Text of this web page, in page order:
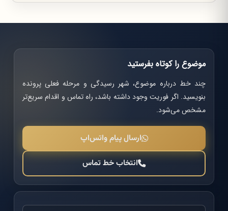
موضوع را کوتاه بفرستید
چند خط درباره موضوع، شهر رسیدگی و مرحله فعلی پرونده
بنویسید. اگر فوریت وجود داشته باشد، راه تماس و اقدام سریع‌تر
مشخص می‌شود.
ارسال پیام واتس‌اپ
انتخاب خط تماس